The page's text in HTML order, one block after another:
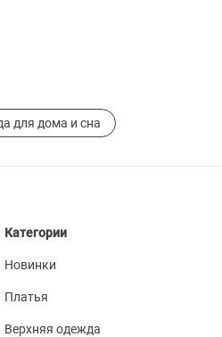
для дома и сна
Категории
Новинки
Платья
Верхняя одежда